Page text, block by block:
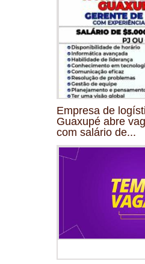
Empresa de
Guaxupé abre
com salário de...